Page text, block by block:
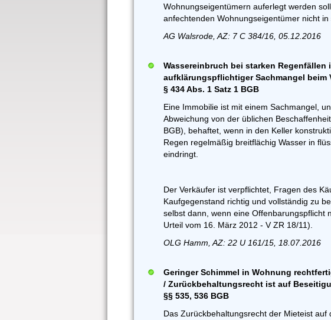
Wohnungseigentümern auferlegt werden
anfechtenden Wohnungseigentümer nicht in
AG Walsrode, AZ: 7 C 384/16, 05.12.2016
Wassereinbruch bei starken Regenfällen
aufklärungspflichtiger Sachmangel beim
§ 434 Abs. 1 Satz 1 BGB
Eine Immobilie ist mit einem Sachmangel,
Abweichung von der üblichen
BGB), behaftet, wenn in den Keller
Regen regelmäßig breitflächig Wasser in
eindringt.
Der Verkäufer ist verpflichtet, Fragen des
Kaufgegenstand richtig und vollständig zu
selbst dann, wenn eine Offenbarungspflicht
Urteil vom 16. März 2012 - V ZR 18/11).
OLG Hamm, AZ: 22 U 161/15, 18.07.2016
Geringer Schimmel in Wohnung
/ Zurückbehaltungsrecht ist auf
§§ 535, 536 BGB
Das Zurückbehaltungsrecht der Mieteist auf